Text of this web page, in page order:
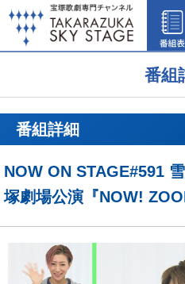
番組
番組詳細
NOW ON STAGE#591
塚劇場公演『NOW!